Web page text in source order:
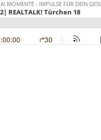
MOMENTE - IMPULSE FÜR DEIN
REALTALK! Türchen 18
30